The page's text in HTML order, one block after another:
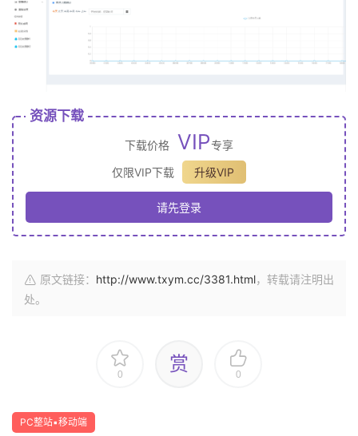
资源下载
下载价格 VIP专享
仅限VIP下载
升级VIP
请先登录
原文链接： http://www.txym.cc/3381.html，转载请注明出
处。
0 赏 0
PC整站▪移动端